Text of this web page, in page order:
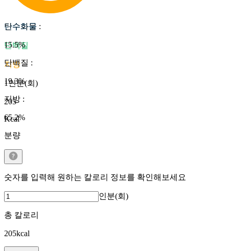
탄수화물
단백질
지방
1인분(회)
205
Kcal
탄수화물 :
15.5%
단백질 :
19.3%
지방 :
65.2%
분량
숫자를 입력해 원하는 칼로리 정보를 확인해보세요
인분(회)
총 칼로리
205kcal